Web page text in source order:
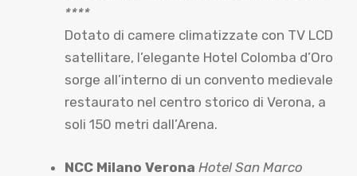
****
Dotato di camere climatizzate con TV LCD
satellitare, l’elegante Hotel Colomba d’Oro
sorge all’interno di un convento medievale
restaurato nel centro storico di Verona, a
soli 150 metri dall’Arena.
NCC Milano Verona Hotel San Marco